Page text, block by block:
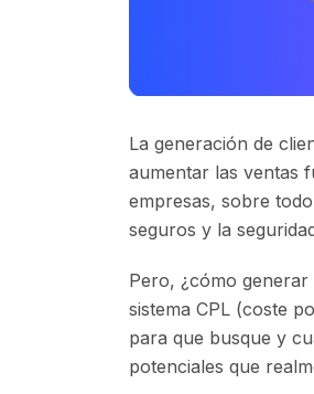
La generación de
aumentar las ventas
empresas, sobre
seguros y la
Pero, ¿cómo
sistema CPL (coste
para que busque y
potenciales que